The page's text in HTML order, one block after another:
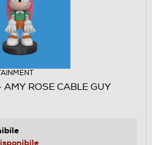
AMY ROSE CABLE GUY